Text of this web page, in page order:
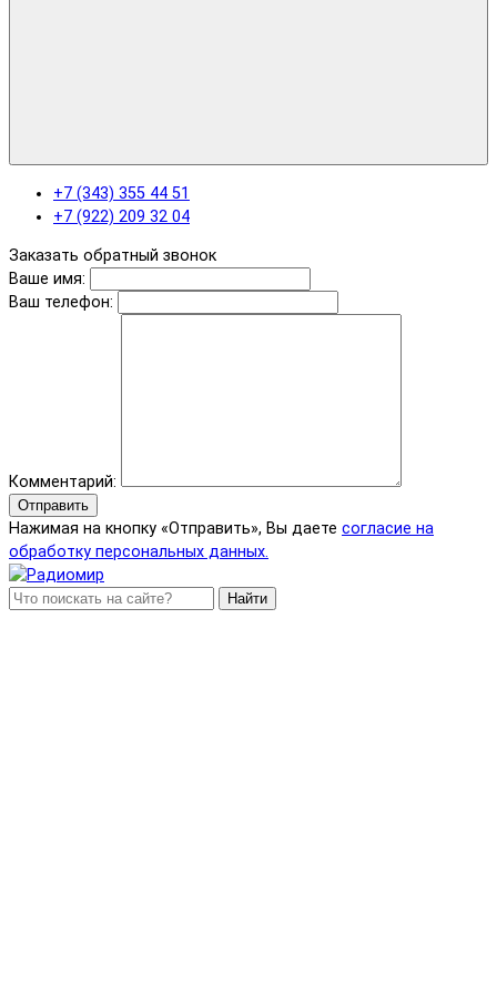
+7 (343) 355 44 51
+7 (922) 209 32 04
Заказать обратный звонок
Ваше имя:
Ваш телефон:
Комментарий:
Отправить
Нажимая на кнопку «Отправить», Вы даете согласие на
обработку персональных данных.
Найти